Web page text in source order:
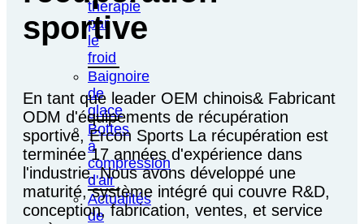
thérapie
par
le
froid
Baignoire
de
glace
Bottes
à
compression
d'air
Actualités
de
sportive
En tant que leader OEM chinois& Fabricant
ODM d'équipements de récupération
sportive, Ercon Sports La récupération est
terminée 17 années d'expérience dans
l'industrie. Nous avons développé une
maturité, système intégré qui couvre R&D,
conception, fabrication, ventes, et service